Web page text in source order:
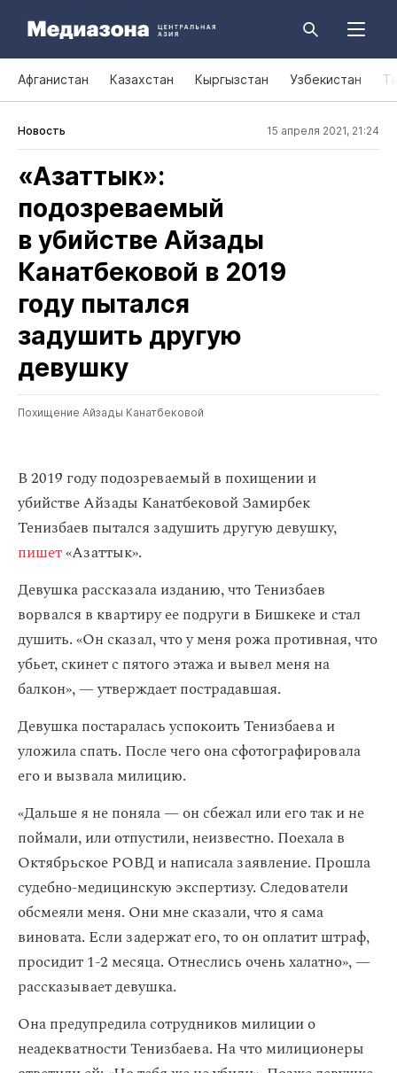
Афганистан Казахстан Кыргызстан Узбекистан
Новость 15 апреля 2021, 21:24
«Азаттык»:
подозреваемый
в убийстве Айзады
Канатбековой в 2019
году пытался
задушить другую
девушку
Похищение Айзады Канатбековой
В 2019 году подозреваемый в похищении и
убийстве Айзады Канатбековой Замирбек
Тенизбаев пытался задушить другую девушку,
пишет«Азаттык».
Девушка рассказала изданию, что Тенизбаев
ворвался в квартиру ее подруги в Бишкеке и стал
душить. «Он сказал, что у меня рожа противная, что
убьет, скинет с пятого этажа и вывел меня на
балкон», — утверждает пострадавшая.
Девушка постаралась успокоить Тенизбаева и
уложила спать. После чего она сфотографировала
его и вызвала милицию.
«Дальше я не поняла — он сбежал или его так и не
поймали, или отпустили, неизвестно. Поехала в
Октябрьское РОВД и написала заявление. Прошла
судебно-медицинскую экспертизу. Следователи
обсмеяли меня. Они мне сказали, что я сама
виновата. Если задержат его, то он оплатит штраф,
просидит 1-2 месяца. Отнеслись очень халатно», —
рассказывает девушка.
Она предупредила сотрудников милиции о
неадекватности Тенизбаева. На что милиционеры